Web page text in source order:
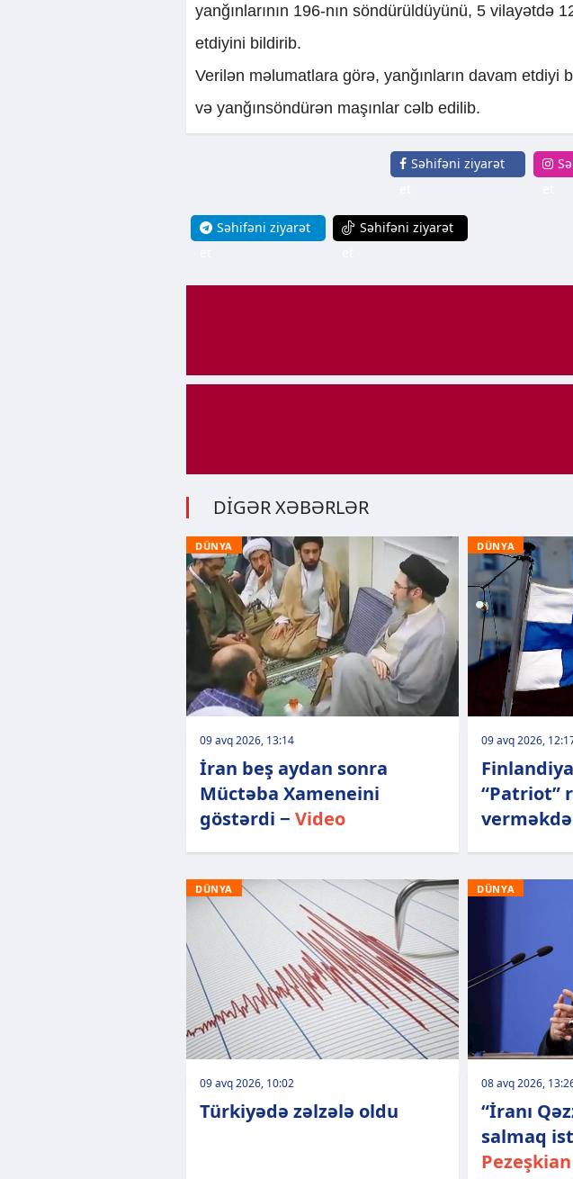
yanğınlarının 196-nın söndürüldüyünü, 5 vilayətdə
etdiyini bildirib.
Verilən məlumatlara görə, yanğınların davam etdiyi
və yanğınsöndürən maşınlar cəlb edilib.
Səhifəni ziyarət
Səhifəni ziyarət
Səhifəni ziyarət
DİGƏR XƏBƏRLƏR
DÜNYA
09 avq 2026, 13:14
İran beş aydan sonra
Müctəba Xameneini
göstərdi − Video
DÜNYA
09 avq 2026,
“Patriot”
DÜNYA
09 avq 2026, 10:02
Türkiyədə zəlzələ oldu
DÜNYA
08 avq 2026,
“İranı
salmaq
Pezeşkian